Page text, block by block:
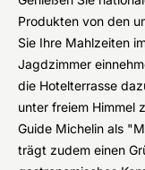
Produkten von den
Sie Ihre Mahlzeiten
Jagdzimmer
die Hotelterrasse
unter freiem Himmel
Guide Michelin als
trägt zudem einen